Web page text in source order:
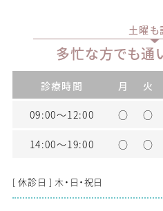
土曜も
多忙な方でも通
診療時間 月 火
09:00〜12:00 ○ ○
14:00〜19:00 ○ ○
[ 休診日 ] 木・日・祝日